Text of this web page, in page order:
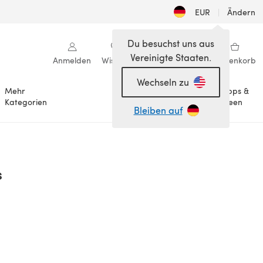
EUR | Ändern
Anmelden Wishlist Meine Bibliothek Warenkorb
Mehr
Kategorien
Anlässe
Tipps &
Ideen
Du besuchst uns aus
Vereinigte Staaten.
Wechseln zu
Bleiben auf